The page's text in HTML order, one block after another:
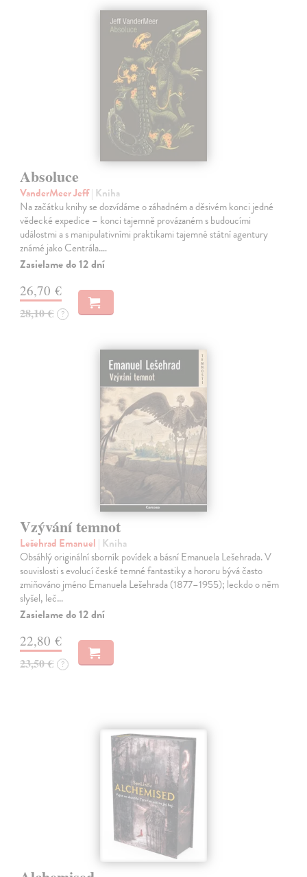
Absoluce
VanderMeer Jeff| Kniha
Na začátku knihy se dozvídáme o záhadném a děsivém konci jedné
vědecké expedice – konci tajemně provázaném s budoucími
událostmi a s manipulativními praktikami tajemné státní agentury
známé jako Centrála.…
Zasielame do 12 dní
26,70 €
28,10 € ?
Vzývání temnot
Lešehrad Emanuel | Kniha
Obsáhlý originální sborník povídek a básní Emanuela Lešehrada. V
souvislosti s evolucí české temné fantastiky a hororu bývá často
zmiňováno jméno Emanuela Lešehrada (1877–1955); leckdo o něm
slyšel, leč…
Zasielame do 12 dní
22,80 €
23,50 € ?